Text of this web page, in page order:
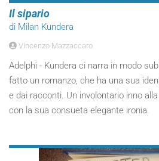
Il sipario
di Milan Kundera
Vincenzo Mazzaccaro
Adelphi - Kundera ci narra in modo
fatto un romanzo, che ha una sua
e dai racconti. Un involontario inno
con la sua consueta elegante ironia.